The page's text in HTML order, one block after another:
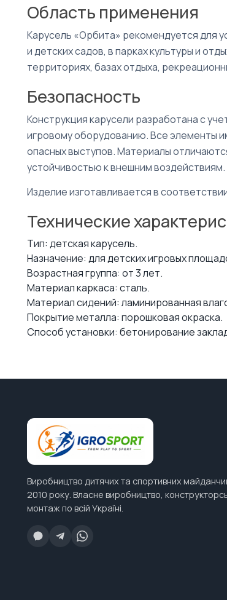
Область применения
Карусель «Орбита» рекомендуется для
и детских садов, в парках культуры и
территориях, базах отдыха,
Безопасность
Конструкция карусели разработана с
игровому оборудованию. Все элементы
опасных выступов. Материалы
устойчивостью к внешним воздействиям.
Изделие изготавливается в
Технические
Тип: детская карусель.
Назначение: для детских игровых
Возрастная группа: от 3 лет.
Материал каркаса: сталь.
Материал сидений: ламинированная
Покрытие металла: порошковая окраска.
Способ установки: бетонирование
Виробництво дитячих та спортивних
2010 року. Власне виробництво,
монтаж по всій Україні.